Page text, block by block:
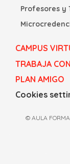
Profesores y
CAMPUS
TRABAJA
PLAN AMIGO
Cookies
© AULA FORMA